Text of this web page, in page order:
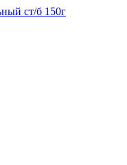
ст/б 150г